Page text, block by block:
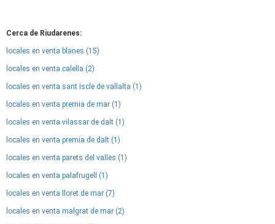
Cerca de Riudarenes:
locales en venta blanes (15)
locales en venta calella (2)
locales en venta sant iscle de vallalta (1)
locales en venta premia de mar (1)
locales en venta vilassar de dalt (1)
locales en venta premia de dalt (1)
locales en venta parets del valles (1)
locales en venta palafrugell (1)
locales en venta lloret de mar (7)
locales en venta malgrat de mar (2)